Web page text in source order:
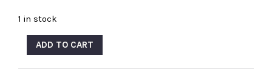
1 in stock
ADD TO CART